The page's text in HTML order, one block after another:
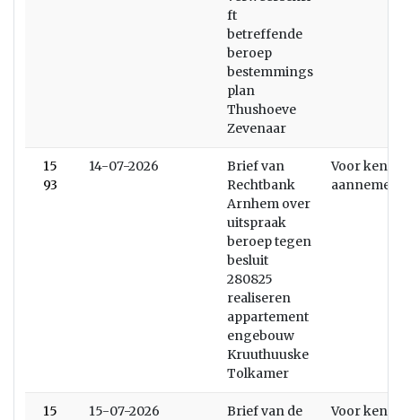
ft
betreffende
beroep
bestemmings
plan
Thushoeve
Zevenaar
15
93
14-07-2026
Brief van
Rechtbank
Arnhem over
uitspraak
beroep tegen
besluit
280825
realiseren
appartement
engebouw
Kruuthuuske
Tolkamer
Voor
aannemen
15
15-07-2026
Brief van de
Voor